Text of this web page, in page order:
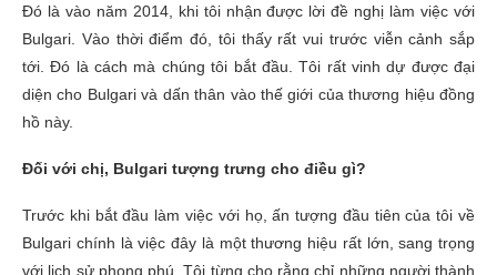
Đó là vào năm 2014, khi tôi nhận được lời đề nghị làm việc với
Bulgari. Vào thời điểm đó, tôi thấy rất vui trước viễn cảnh sắp
tới. Đó là cách mà chúng tôi bắt đầu. Tôi rất vinh dự được đại
diện cho Bulgari và dấn thân vào thế giới của thương hiệu đồng
hồ này.
Đối với chị, Bulgari tượng trưng cho điều gì?
Trước khi bắt đầu làm việc với họ, ấn tượng đầu tiên của tôi về
Bulgari chính là việc đây là một thương hiệu rất lớn, sang trọng
với lịch sử phong phú. Tôi từng cho rằng chỉ những người thành